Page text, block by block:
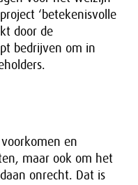
‘betekenisvolle
door de
bedrijven om in
en
maar ook om het
onrecht. Dat is